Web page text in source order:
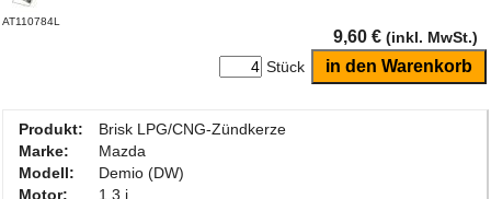
AT110784L
9,60 € (inkl. MwSt.)
Stück
Produkt:
Brisk LPG/CNG-Zündkerze
Marke:
Mazda
Modell:
Demio (DW)
Motor:
1.3 i